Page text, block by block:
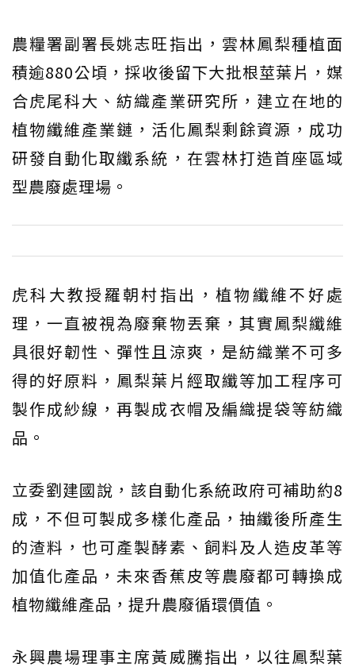
農糧署副署長姚志旺指出，雲林鳳梨種植面
積逾880公頃，採收後留下大批根莖葉片，媒
合虎尾科大、紡織產業研究所，建立在地的
植物纖維產業鏈，活化鳳梨剩餘資源，成功
研發自動化取纖系統，在雲林打造首座區域
型農廢處理場。
虎科大教授羅朝村指出，植物纖維不好處
理，一直被視為廢棄物丟棄，其實鳳梨纖維
具很好韌性、彈性且涼爽，是紡織業不可多
得的好原料，鳳梨葉片經取纖等加工程序可
製作成紗線，再製成衣帽及編織提袋等紡織
品。
立委劉建國說，該自動化系統政府可補助約8
成，不但可製成多樣化產品，抽纖後所產生
的渣料，也可產製酵素、飼料及人造皮革等
加值化產品，未來香蕉皮等農廢都可轉換成
植物纖維產品，提升農廢循環價值。
永興農場理事主席黃威騰指出，以往鳳梨葉